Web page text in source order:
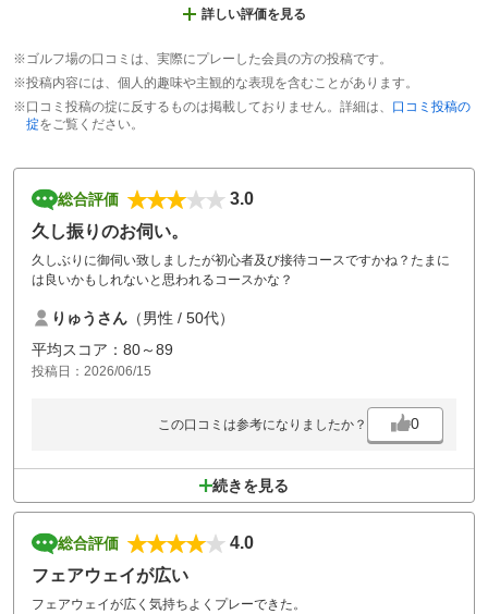
詳しい評価を見る
※ゴルフ場の口コミは、実際にプレーした会員の方の投稿です。
※投稿内容には、個人的趣味や主観的な表現を含むことがあります。
※口コミ投稿の掟に反するものは掲載しておりません。詳細は、 口コミ投稿の
掟をご覧ください。
総合評価
3.0
久し振りのお伺い。
久しぶりに御伺い致しましたが初心者及び接待コースですかね？たまに
は良いかもしれないと思われるコースかな？
りゅうさん （男性 / 50代）
平均スコア：80～89
投稿日：2026/06/15
この口コミは参考になりましたか？ 0
続きを見る
総合評価
4.0
フェアウェイが広い
フェアウェイが広く気持ちよくプレーできた。